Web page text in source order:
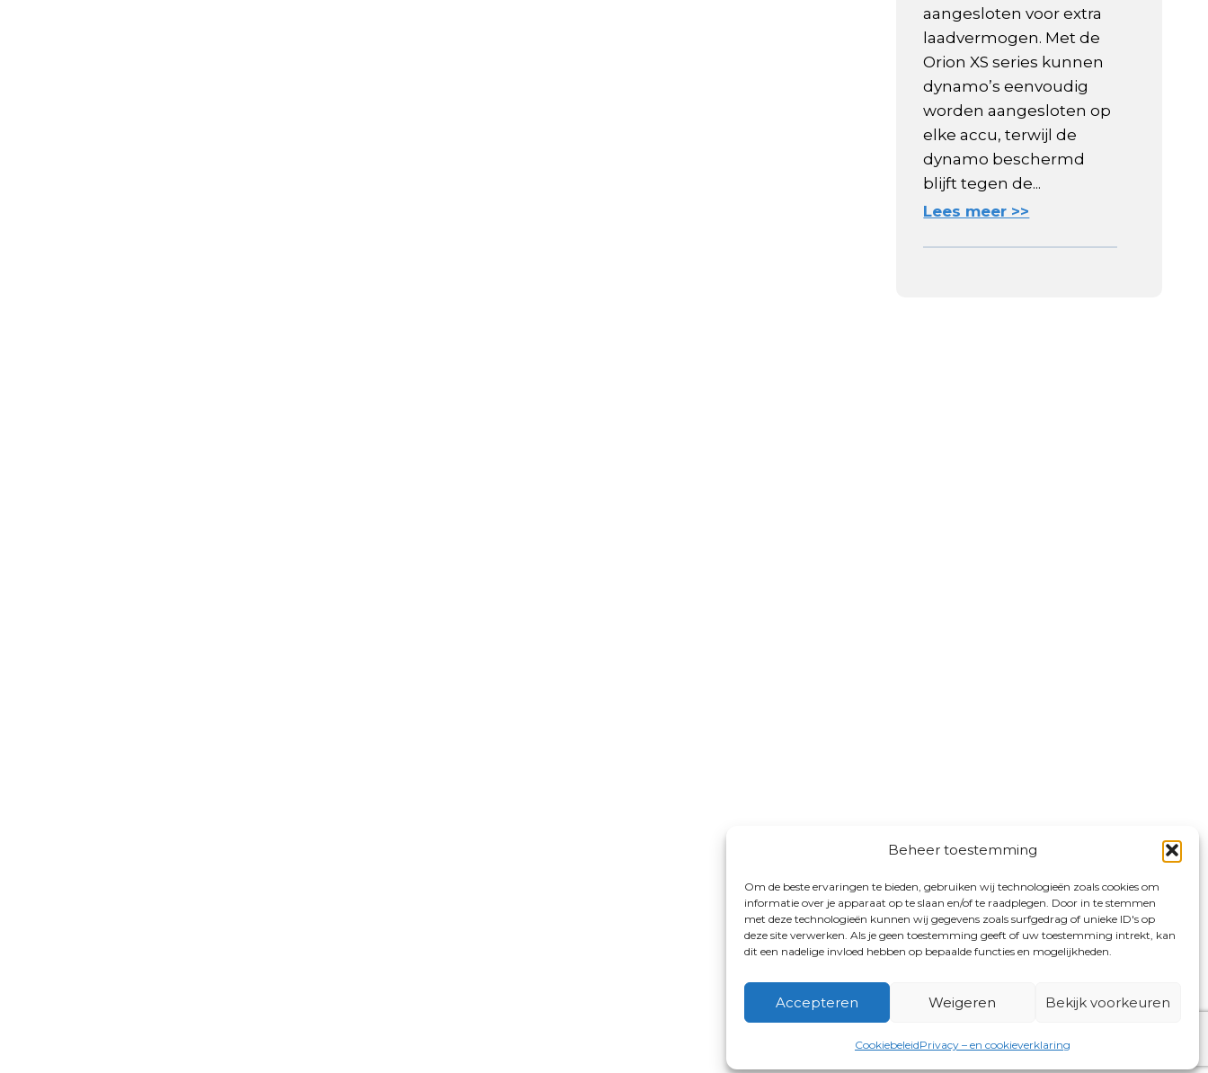
Beheer toestemming
Om de beste ervaringen te bieden, gebruiken wij technologieën zoals cookies om
informatie over je apparaat op te slaan en/of te raadplegen. Door in te stemmen
met deze technologieën kunnen wij gegevens zoals surfgedrag of unieke ID's op
deze site verwerken. Als je geen toestemming geeft of uw toestemming intrekt, kan
dit een nadelige invloed hebben op bepaalde functies en mogelijkheden.
Accepteren Weigeren Bekijk voorkeuren
CookiebeleidPrivacy – en cookieverklaring
aangesloten voor extra
laadvermogen. Met de
Orion XS series kunnen
dynamo’s eenvoudig
worden aangesloten op
elke accu, terwijl de
dynamo beschermd
blijft tegen de...
Lees meer >>